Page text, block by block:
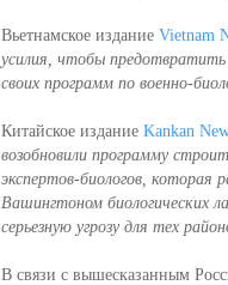
Вьетнамское издание Vietnam
усилия, чтобы
своих программ по военно-
Китайское издание Kankan
возобновили программу
экспертов-биологов, которая
Вашингтоном биологических
серьезную угрозу для тех
В связи с вышесказанным